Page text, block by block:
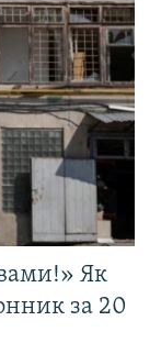
Як
за 20